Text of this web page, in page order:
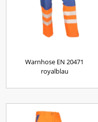
Warnhose EN 20471
royalblau